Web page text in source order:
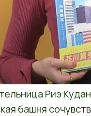
Риэ
башня